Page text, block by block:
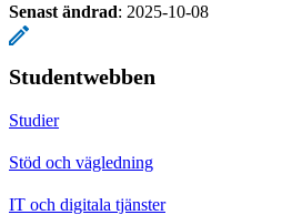
Senast ändrad: 2025-10-08
Studentwebben
Studier
Stöd och vägledning
IT och digitala tjänster